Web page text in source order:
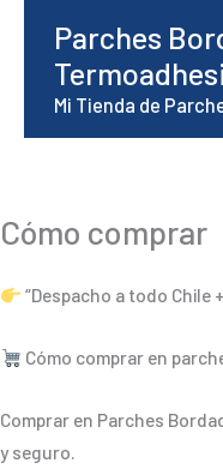
contenido
Parches
Mi Tienda de
Cómo comprar
“Despacho a todo Chile
Cómo comprar en
Comprar en Parches
y seguro.